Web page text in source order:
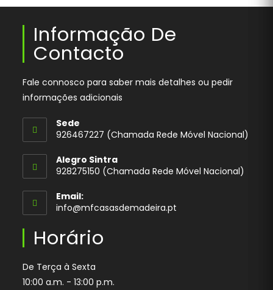
Informação De
Contacto
Fale connosco para saber mais detalhes ou pedir
informações adicionais
Sede
926467227 (Chamada Rede Móvel Nacional)
in
your
application
Alegro Sintra
928275150 (Chamada Rede Móvel Nacional)
Email:
info@mfcasasdemadeira.pt
Horário
De Terça à Sexta
10:00 a.m. - 13:00 p.m.